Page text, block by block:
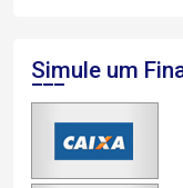
Simule um